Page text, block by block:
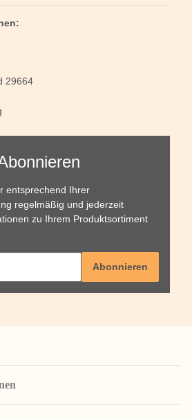
29664
entsprechend Ihrer
regelmäßig und jederzeit
zu Ihrem Produktsortiment
Abonnieren